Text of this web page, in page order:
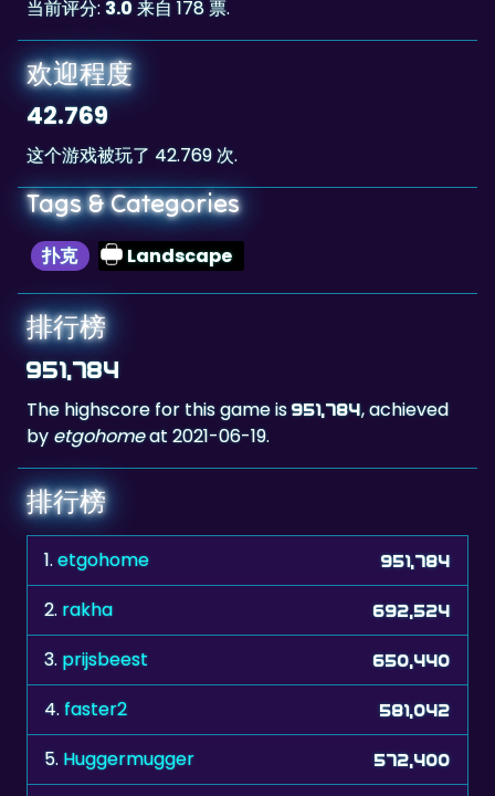
欢迎程度
42.769
这个游戏被玩了 42.769 次.
Tags & Categories
扑克 Landscape
排行榜
951,784
The highscore for this game is
byetgohome
排行榜
1.etgohome
2.rakha 692,524
3. prijsbeest 650,440
4.faster2 581,042
5. Huggermugger 572,400
6. Medvepajty 572,360